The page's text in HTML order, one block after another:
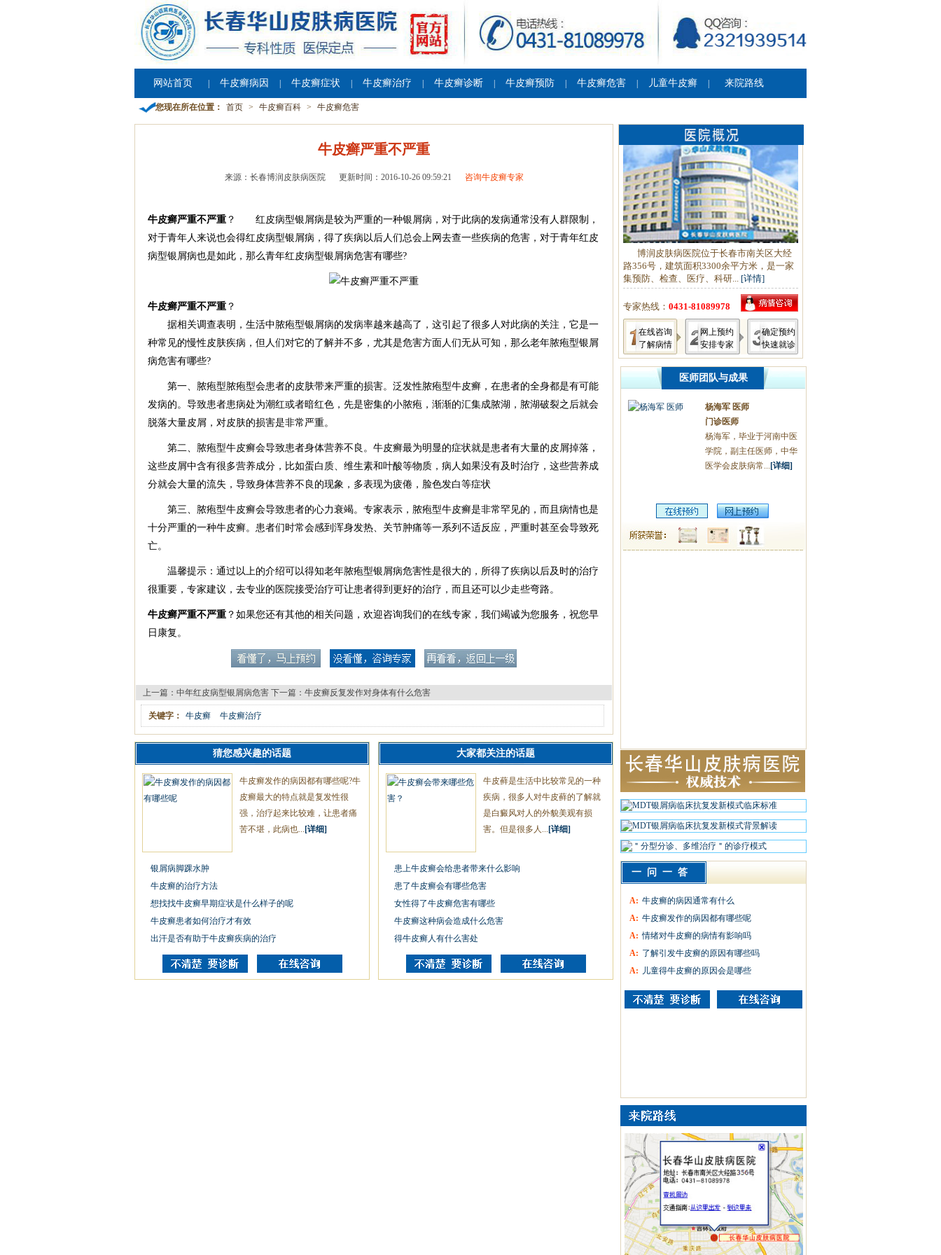
网站首页 牛皮癣病因 牛皮癣症状 牛皮癣治疗 牛皮癣诊断 牛皮癣预防 牛皮癣危害 儿童牛皮癣 来院路线
您现在所在位置： 首页 > 牛皮癣百科 > 牛皮癣危害
牛皮癣严重不严重
来源：长春博润皮肤病医院 更新时间：2016-10-26 09:59:21 咨询牛皮癣专家
牛皮癣严重不严重 ？ 红皮病型银屑病是较为严重的一种银屑病，对于此病的发病通常没有人群限制，
对于青年人来说也会得红皮病型银屑病，得了疾病以后人们总会上网去查一些疾病的危害，对于青年红皮
病型银屑病也是如此，那么青年红皮病型银屑病危害有哪些?
牛皮癣严重不严重 ？
据相关调查表明，生活中脓疱型银屑病的发病率越来越高了，这引起了很多人对此病的关注，它是一
种常见的慢性皮肤疾病，但人们对它的了解并不多，尤其是危害方面人们无从可知，那么老年脓疱型银屑
病危害有哪些?
第一、脓疱型脓疱型会患者的皮肤带来严重的损害。泛发性脓疱型牛皮癣，在患者的全身都是有可能
发病的。导致患者患病处为潮红或者暗红色，先是密集的小脓疱，渐渐的汇集成脓湖，脓湖破裂之后就会
脱落大量皮屑，对皮肤的损害是非常严重。
第二、脓疱型牛皮癣会导致患者身体营养不良。牛皮癣最为明显的症状就是患者有大量的皮屑掉落，
这些皮屑中含有很多营养成分，比如蛋白质、维生素和叶酸等物质，病人如果没有及时治疗，这些营养成
分就会大量的流失，导致身体营养不良的现象，多表现为疲倦，脸色发白等症状
第三、脓疱型牛皮癣会导致患者的心力衰竭。专家表示，脓疱型牛皮癣是非常罕见的，而且病情也是
十分严重的一种牛皮癣。患者们时常会感到浑身发热、关节肿痛等一系列不适反应，严重时甚至会导致死
亡。
温馨提示：通过以上的介绍可以得知老年脓疱型银屑病危害性是很大的，所得了疾病以后及时的治疗
很重要，专家建议，去专业的医院接受治疗可让患者得到更好的治疗，而且还可以少走些弯路。
牛皮癣严重不严重 ？如果您还有其他的相关问题，欢迎咨询我们的在线专家，我们竭诚为您服务，祝您早
日康复。
上一篇： 中年红皮病型银屑病危害 下一篇： 牛皮癣反复发作对身体有什么危害
关键字： 牛皮癣 牛皮癣治疗
猜您感兴趣的话题
牛皮癣发作的病因都有哪些呢?牛
皮癣最大的特点就是复发性很
强，治疗起来比较难，让患者痛
苦不堪，此病也... [详细]
银屑病脚踝水肿
牛皮癣的治疗方法
想找找牛皮癣早期症状是什么样子的呢
牛皮癣患者如何治疗才有效
出汗是否有助于牛皮癣疾病的治疗
大家都关注的话题
牛皮藓是生活中比较常见的一种
疾病，很多人对牛皮藓的了解就
是白癜风对人的外貌美观有损
害。但是很多人... [详细]
患上牛皮癣会给患者带来什么影响
患了牛皮癣会有哪些危害
女性得了牛皮癣危害有哪些
牛皮癣这种病会造成什么危害
得牛皮癣人有什么害处
博润皮肤病医院位于长春市南关区大经
路356号，建筑面积3300余平方米，是一家
集预防、检查、医疗、科研... [详情]
专家热线： 0431-81089978
在线咨询
了解病情
网上预约
安排专家
确定预约
快速就诊
医师团队与成果
杨海军 医师
门诊医师
杨海军，毕业于河南中医
学院，副主任医师，中华
医学会皮肤病常... [详细]
一问一答
A: 牛皮癣的病因通常有什么
A: 牛皮癣发作的病因都有哪些呢
A: 情绪对牛皮癣的病情有影响吗
A: 了解引发牛皮癣的原因有哪些吗
A: 儿童得牛皮癣的原因会是哪些